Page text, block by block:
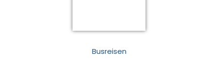
Busreisen